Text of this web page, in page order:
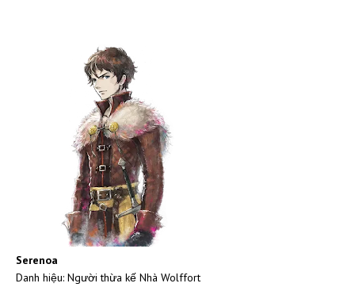
Serenoa
Danh hiệu: Người thừa kế Nhà Wolffort